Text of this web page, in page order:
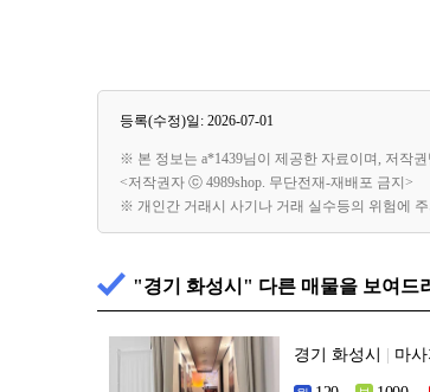
등록(수정)일: 2026-07-01
※ 본 정보는 a*1439님이 제공한 자료이며, 저작
<저작권자 ⓒ 4989shop. 무단전재-재배포 금지>
※ 개인간 거래시 사기나 거래 실수등의 위험에
"경기 화성시" 다른 매물을 보여드
경기 화성시 마